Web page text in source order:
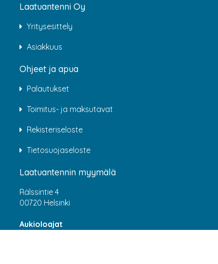
Laatuantenni Oy
Yritysesittely
Asiakkuus
Ohjeet ja apua
Palautukset
Toimitus- ja maksutavat
Rekisteriseloste
Tietosuojaseloste
Laatuantennin myymälä
Rälssintie 4
00720 Helsinki
Aukioloajat